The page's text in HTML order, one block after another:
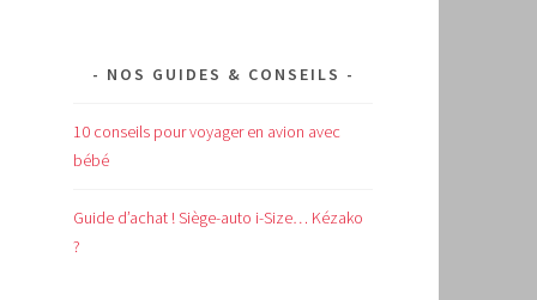
NOS GUIDES & CONSEILS
10 conseils pour voyager en avion avec
bébé
Guide d’achat ! Siège-auto i-Size… Kézako
?